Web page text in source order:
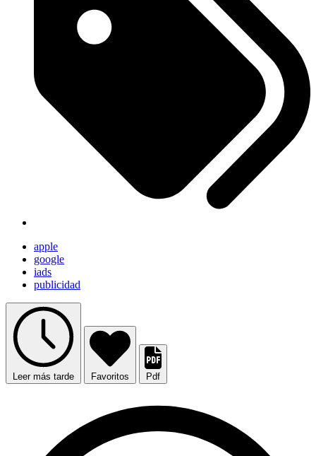
apple
google
iads
publicidad
Leer más tarde Favoritos Pdf